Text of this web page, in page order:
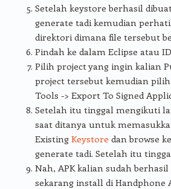
Setelah keystore berhasil
generate tadi kemudian
direktori dimana file tersebut
Pindah ke dalam Eclipse atau
Pilih project yang ingin kalian
project tersebut kemudian
Tools -> Export To Signed
Setelah itu tinggal mengikuti
saat ditanya untuk
Existing Keystore dan browse
generate tadi. Setelah itu
Nah, APK kalian sudah berhasil
sekarang install di Handphone